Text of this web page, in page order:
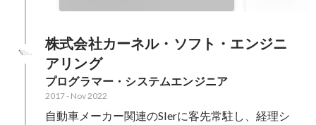
株式会社カーネル・ソフト・エンジニ
アリング
プログラマー・システムエンジニア
2017- Nov 2022
自動車メーカー関連のSIerに客先常駐し、経理シ